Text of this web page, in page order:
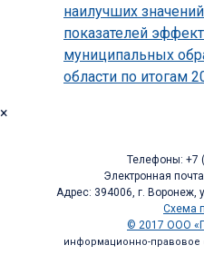
наилучших
показателей
муниципальных
области по итогам
×
Телефоны: +7
Электронная
Адрес: 394006, г. Воронеж,
Схема
© 2017 ООО
информационно-правовое